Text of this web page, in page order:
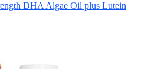
DHA Algae Oil plus Lutein